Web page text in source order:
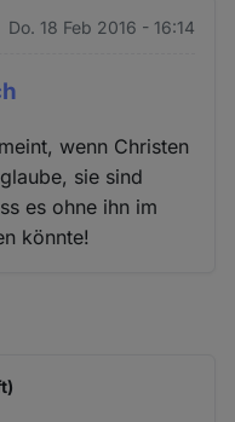
Do. 18 Feb 2016 - 16:14
wenn Christen
sie sind
es ohne ihn im
könnte!